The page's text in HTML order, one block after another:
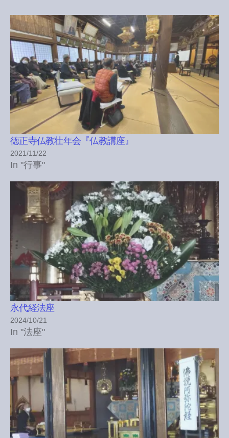
徳正寺仏教壮年会『仏教講座』
2021/11/22
In "行事"
永代経法座
2024/10/21
In "法座"